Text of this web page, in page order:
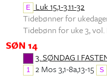
E
Luk 15,1-3.11-32
Tidebønner for
Tidebønn for uke 3, vol.
SØN 14
3. SØNDAG I
1 2 Mos 3,1-8a,13-15 S